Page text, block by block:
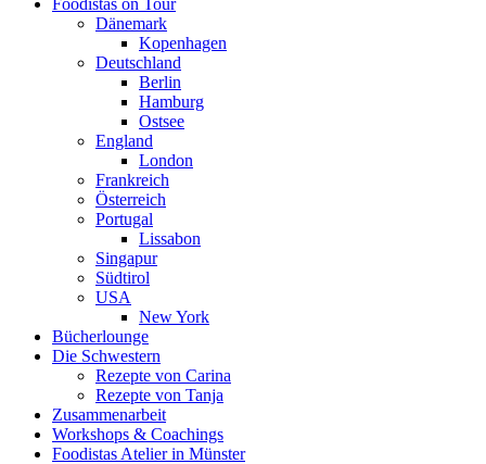
Foodistas on Tour
Dänemark
Kopenhagen
Deutschland
Berlin
Hamburg
Ostsee
England
London
Frankreich
Österreich
Portugal
Lissabon
Singapur
Südtirol
USA
New York
Bücherlounge
Die Schwestern
Rezepte von Carina
Rezepte von Tanja
Zusammenarbeit
Workshops & Coachings
Foodistas Atelier in Münster